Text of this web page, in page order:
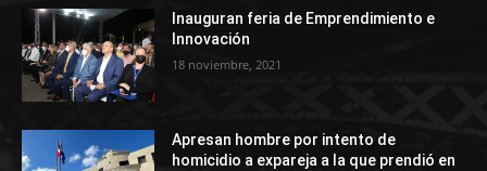
Inauguran feria de Emprendimiento e
Innovación
18 noviembre, 2021
Apresan hombre por intento de
homicidio a expareja a la que prendió en